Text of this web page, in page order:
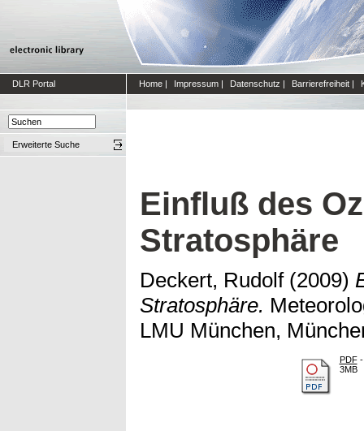
DLR Portal Home | Impressum | Datenschutz | Barrierefreiheit |
Erweiterte Suche
Einfluß des
Stratosphäre
Deckert, Rudolf(2009)
Stratosphäre.
LMU München,
PDF-
3MB